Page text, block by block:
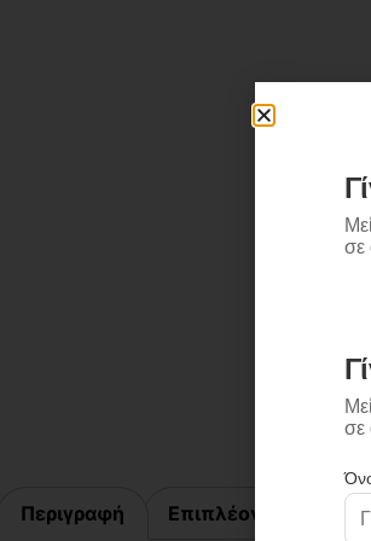
Περιγραφή Επιπλέον